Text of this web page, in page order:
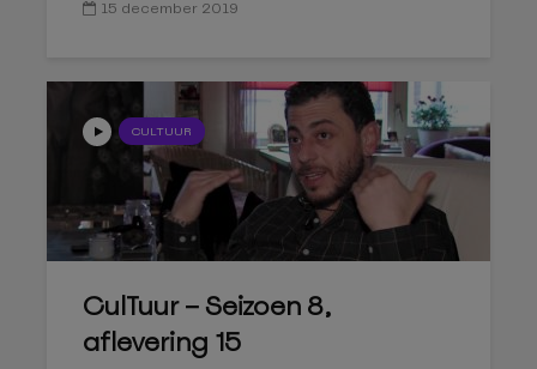
15 december 2019
CULTUUR
CulTuur – Seizoen 8,
aflevering 15